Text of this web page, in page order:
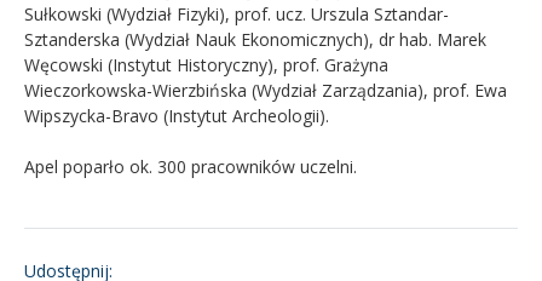
Sułkowski (Wydział Fizyki), prof. ucz. Urszula Sztandar-
Sztanderska (Wydział Nauk Ekonomicznych), dr hab. Marek
Węcowski (Instytut Historyczny), prof. Grażyna
Wieczorkowska-Wierzbińska (Wydział Zarządzania), prof. Ewa
Wipszycka-Bravo (Instytut Archeologii).
Apel poparło ok. 300 pracowników uczelni.
Udostępnij: